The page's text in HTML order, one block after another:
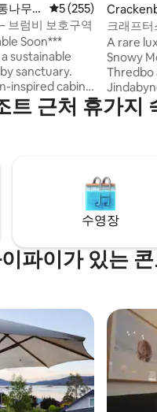
나무
평점 5점(5점 만점),
5 (255)
브럼비 보호구역
Soon***
sustainable
sanctuary.
inspired cabin,
and eco-
from Jindabyne
and
크래프터
A rare
Snowy
Thredbo
in
stunning
트 근처 휴가지
수영장
파이가 있는